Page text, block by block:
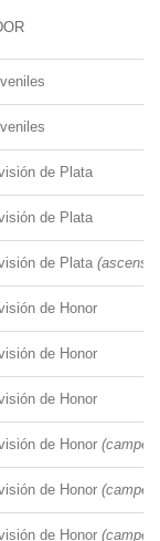
de Plata
de Plata
de Plata (ascenso)
de Honor
de Honor
de Honor
de Honor
de Honor
de Honor